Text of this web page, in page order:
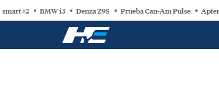
smart #2 BMW i3 Denza Z9S Prueba Can-Am Pulse